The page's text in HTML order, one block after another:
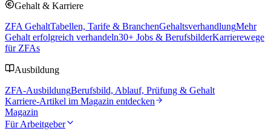
Gehalt & Karriere
ZFA GehaltTabellen, Tarife & BranchenGehaltsverhandlungMehr
Gehalt erfolgreich verhandeln30+ Jobs & BerufsbilderKarrierewege
für ZFAs
Ausbildung
ZFA-AusbildungBerufsbild, Ablauf, Prüfung & Gehalt
Karriere-Artikel im Magazin entdecken
Magazin
Für Arbeitgeber